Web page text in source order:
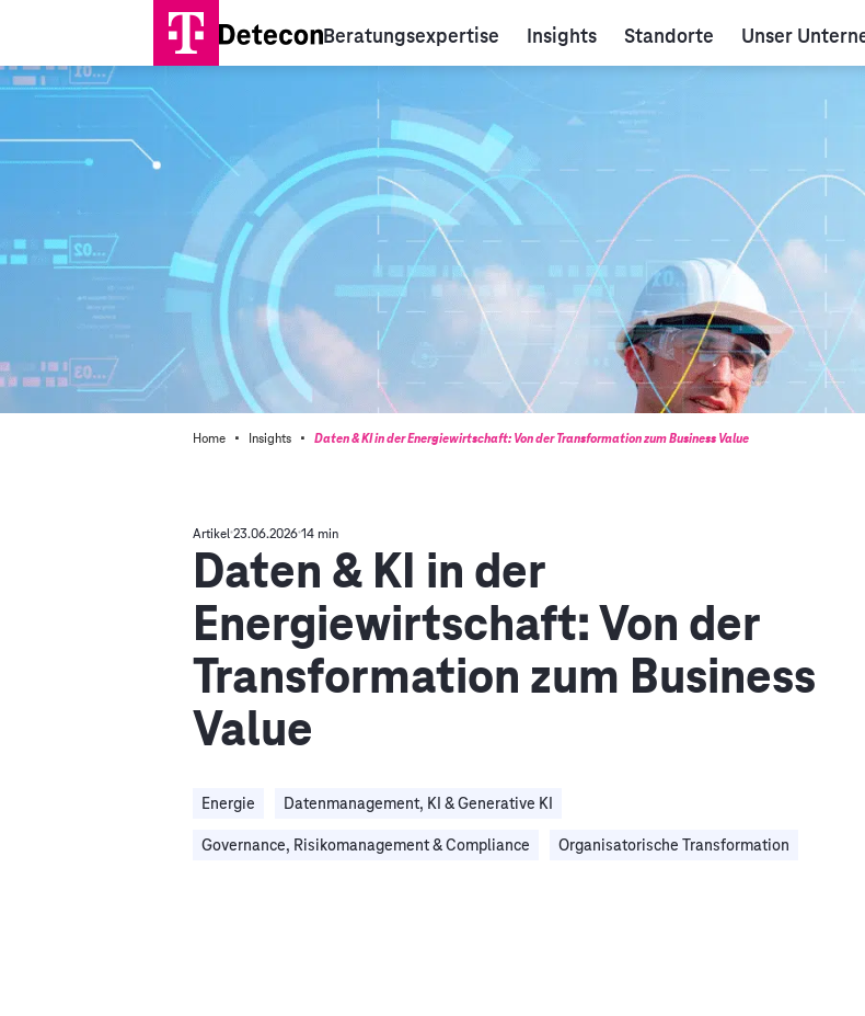
Beratungsexpertise Insights Standorte Unser
Home · Insights · Daten & KI in der Energiewirtschaft: Von der Transformation zum Business Value
Artikel 23.06.2026 14 min
Daten & KI in der
Energiewirtschaft: Von der
Transformation zum Business
Value
Energie Datenmanagement, KI & Generative KI
Governance, Risikomanagement & Compliance Organisatorische Transformation